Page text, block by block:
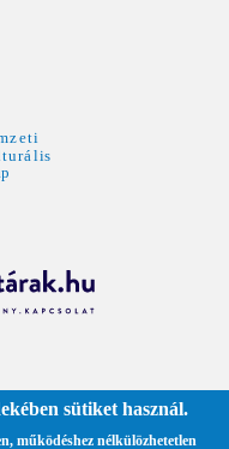
sütiket használ.
működéshez nélkülözhetetlen